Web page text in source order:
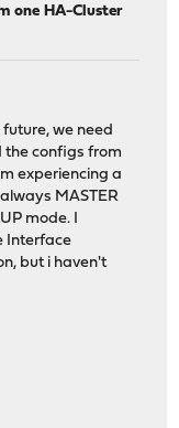
one HA-Cluster
we need
the configs from
experiencing a
MASTER
mode. I
Interface
but i haven't